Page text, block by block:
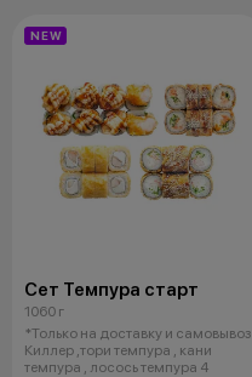
NEW
Сет Темпура старт
1060 г
*Только на доставку и самовывоз
Киллер ,тори темпура , кани
темпура , лосось темпура 4